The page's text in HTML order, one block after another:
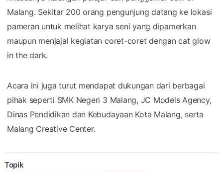
Malang. Sekitar 200 orang pengunjung datang ke lokasi
pameran untuk melihat karya seni yang dipamerkan
maupun menjajal kegiatan coret-coret dengan cat glow
in the dark.
Acara ini juga turut mendapat dukungan dari berbagai
pihak seperti SMK Negeri 3 Malang, JC Models Agency,
Dinas Pendidikan dan Kebudayaan Kota Malang, serta
Malang Creative Center.
Topik